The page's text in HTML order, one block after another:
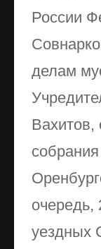
России
делам
Вахитов,
очередь,
уездных